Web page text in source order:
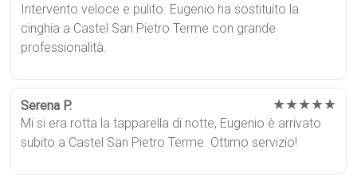
Intervento veloce e pulito. Eugenio ha sostituito la
cinghia a Castel San Pietro Terme con grande
professionalità.
Serena P. ★★★★★
Mi si era rotta la tapparella di notte, Eugenio è arrivato
subito a Castel San Pietro Terme. Ottimo servizio!